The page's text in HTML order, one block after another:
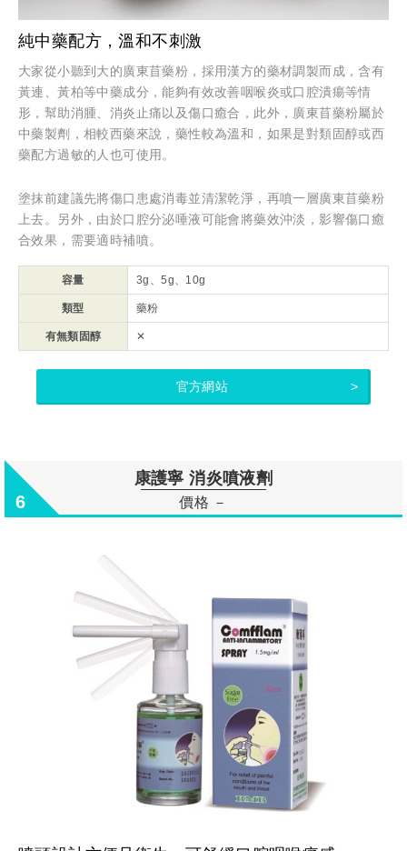
純中藥配方，溫和不刺激
大家從小聽到大的廣東苜藥粉，採用漢方的藥材調製而成，含有
黃連、黃柏等中藥成分，能夠有效改善咽喉炎或口腔潰瘍等情
形，幫助消腫、消炎止痛以及傷口癒合，此外，廣東苜藥粉屬於
中藥製劑，相較西藥來說，藥性較為溫和，如果是對類固醇或西
藥配方過敏的人也可使用。
塗抹前建議先將傷口患處消毒並清潔乾淨，再噴一層廣東苜藥粉
上去。另外，由於口腔分泌唾液可能會將藥效沖淡，影響傷口癒
合效果，需要適時補噴。
容量 3g、5g、10g
類型 藥粉
有無類固醇 ✕
官方網站
6
康護寧 消炎噴液劑
價格 －